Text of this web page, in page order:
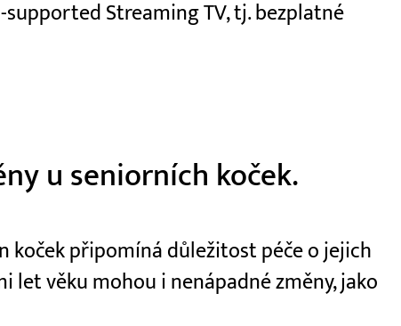
supported Streaming TV, tj. bezplatné
u seniorních koček.
koček připomíná důležitost péče o jejich
let věku mohou i nenápadné změny, jako